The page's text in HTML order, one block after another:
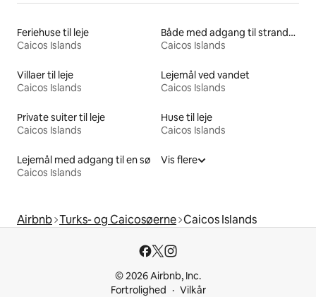
Feriehuse til leje
Caicos Islands
Både med adgang til stranden til leje
Caicos Islands
Villaer til leje
Caicos Islands
Lejemål ved vandet
Caicos Islands
Private suiter til leje
Caicos Islands
Huse til leje
Caicos Islands
Lejemål med adgang til en sø
Caicos Islands
Vis flere
Airbnb Turks- og Caicosøerne Caicos Islands
© 2026 Airbnb, Inc.
Fortrolighed
Vilkår